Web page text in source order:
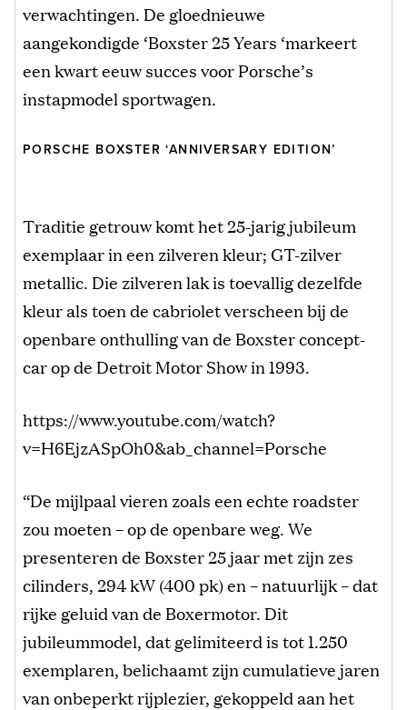
verwachtingen. De gloednieuwe
aangekondigde ‘Boxster 25 Years ‘markeert
een kwart eeuw succes voor Porsche’s
instapmodel sportwagen.
PORSCHE BOXSTER ‘ANNIVERSARY EDITION’
Traditie getrouw komt het 25-jarig jubileum
exemplaar in een zilveren kleur; GT-zilver
metallic. Die zilveren lak is toevallig dezelfde
kleur als toen de cabriolet verscheen bij de
openbare onthulling van de Boxster concept-
car op de Detroit Motor Show in 1993.
https://www.youtube.com/watch?
v=H6EjzASpOh0&ab_channel=Porsche
“De mijlpaal vieren zoals een echte roadster
zou moeten – op de openbare weg. We
presenteren de Boxster 25 jaar met zijn zes
cilinders, 294 kW (400 pk) en – natuurlijk – dat
rijke geluid van de Boxermotor. Dit
jubileummodel, dat gelimiteerd is tot 1.250
exemplaren, belichaamt zijn cumulatieve jaren
van onbeperkt rijplezier, gekoppeld aan het